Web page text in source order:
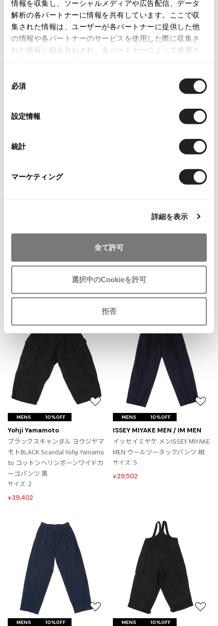
情報を収集し、ソーシャルメディアや広告配信、データ
解析の各パートナーに情報を共有しています。ここで収
集された情報は、ユーザーが各パートナーに提供した他
の情報や各パートナーのサービスを使用した際に収集さ
れた情報と組み合わされ、各パートナーによって使用さ
必須
設定情報
統計
マーケティング
詳細を表示
全て許可
選択中のCookieを許可
拒否
STUDIO NICHOLSON
スタジオニコルソン×イスコSTU
サイズ: M
MENS 10%OFF
お
気
に
入
JUNYA WATANABE MAN
ジュンヤワタナベマン コムデギャ
MENS 10%OFF
お
気
に
入
追
加
ゴパンツ カーキ
29,502
MENS 10%OFF
気
り
に
追
加
Ground Y
デザインサルエルパンツ 黒
サイズ: M位
¥34,452
MENS 10%OFF
気
り
加
Yohji Yamamoto
ブラックスキャンダル ヨウジヤマ
モトBLACK Scandal Yohji Yamamo
to コットンヘリンボーンワイドカ
ーゴパンツ 黒
サイズ: 2
¥ 39,402
MENS 10%OFF
入
り
に
ISSEY MIYAKE MEN / IM MEN
イッセイミヤケ メンISSEY MIYAKE
MEN ウールツータックパンツ 紺
サイズ: S
¥ 29,502
MENS 10%OFF
お
に
入
り
MENS 10%OFF
お
MENS 10%OFF